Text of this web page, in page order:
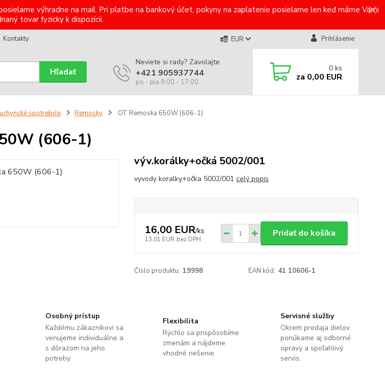
výhradne na mail. Pri platbe na bankový účet, pokyny na zaplatenie posielame len keď máme Vami
tovar fyzicky k dispozícii.
Kontakty EUR Prihlásenie
Hľadať
Neviete si rady? Zavolajte.
+421 905937744
po - pia 9:00 - 17:00
0 ks
za 0,00 EUR
spotrebiče Remosky OT Remoska 650W (606-1)
(606-1)
výv.korálky+očká 5002/001
vyvody koralky+očka 5002/001 celý popis
16,00 EUR/ks
13,01 EUR bez DPH
Pridať do košíka
Číslo produktu: 19998 EAN kód: 41 10606-1
Osobný prístup
Každému zákazníkovi sa
venujeme individuálne a
s dôrazom na jeho
potreby.
Flexibilita
Rýchlo sa prispôsobíme
zmenám a nájdeme
vhodné riešenie.
Servisné služby
Okrem predaja dielov
ponúkame aj odborné
opravy a spoľahlivý
servis.